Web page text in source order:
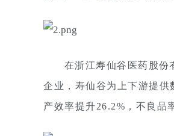
在浙江寿仙谷医药股份
企业，寿仙谷为上下游提供
产效率提升26.2%，不良品